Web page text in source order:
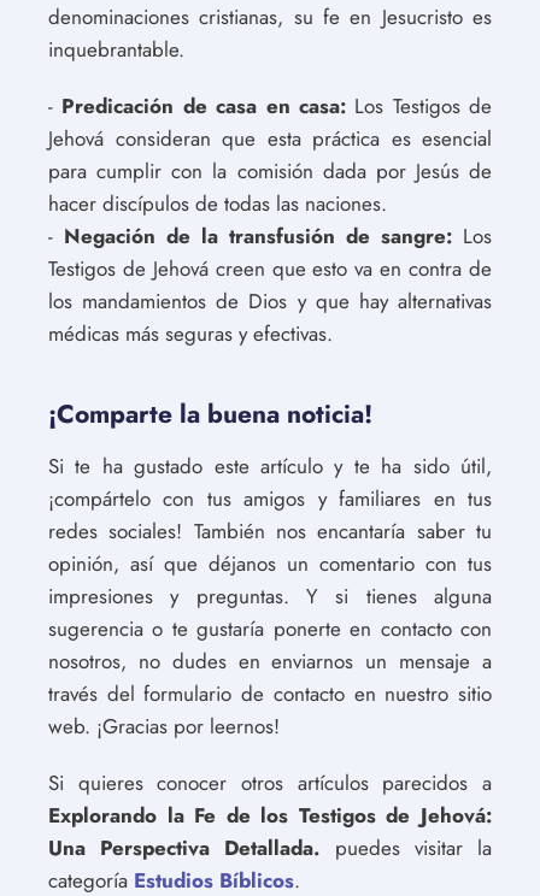
denominaciones cristianas, su fe en Jesucristo es
inquebrantable.
- Predicación de casa en casa: Los Testigos de
Jehová consideran que esta práctica es esencial
para cumplir con la comisión dada por Jesús de
hacer discípulos de todas las naciones.
- Negación de la transfusión de sangre: Los
Testigos de Jehová creen que esto va en contra de
los mandamientos de Dios y que hay alternativas
médicas más seguras y efectivas.
¡Comparte la buena noticia!
Si te ha gustado este artículo y te ha sido útil,
¡compártelo con tus amigos y familiares en tus
redes sociales! También nos encantaría saber tu
opinión, así que déjanos un comentario con tus
impresiones y preguntas. Y si tienes alguna
sugerencia o te gustaría ponerte en contacto con
nosotros, no dudes en enviarnos un mensaje a
través del formulario de contacto en nuestro sitio
web. ¡Gracias por leernos!
Si quieres conocer otros artículos parecidos a
Explorando la Fe de los Testigos de Jehová:
Una Perspectiva Detallada. puedes visitar la
categoría Estudios Bíblicos.